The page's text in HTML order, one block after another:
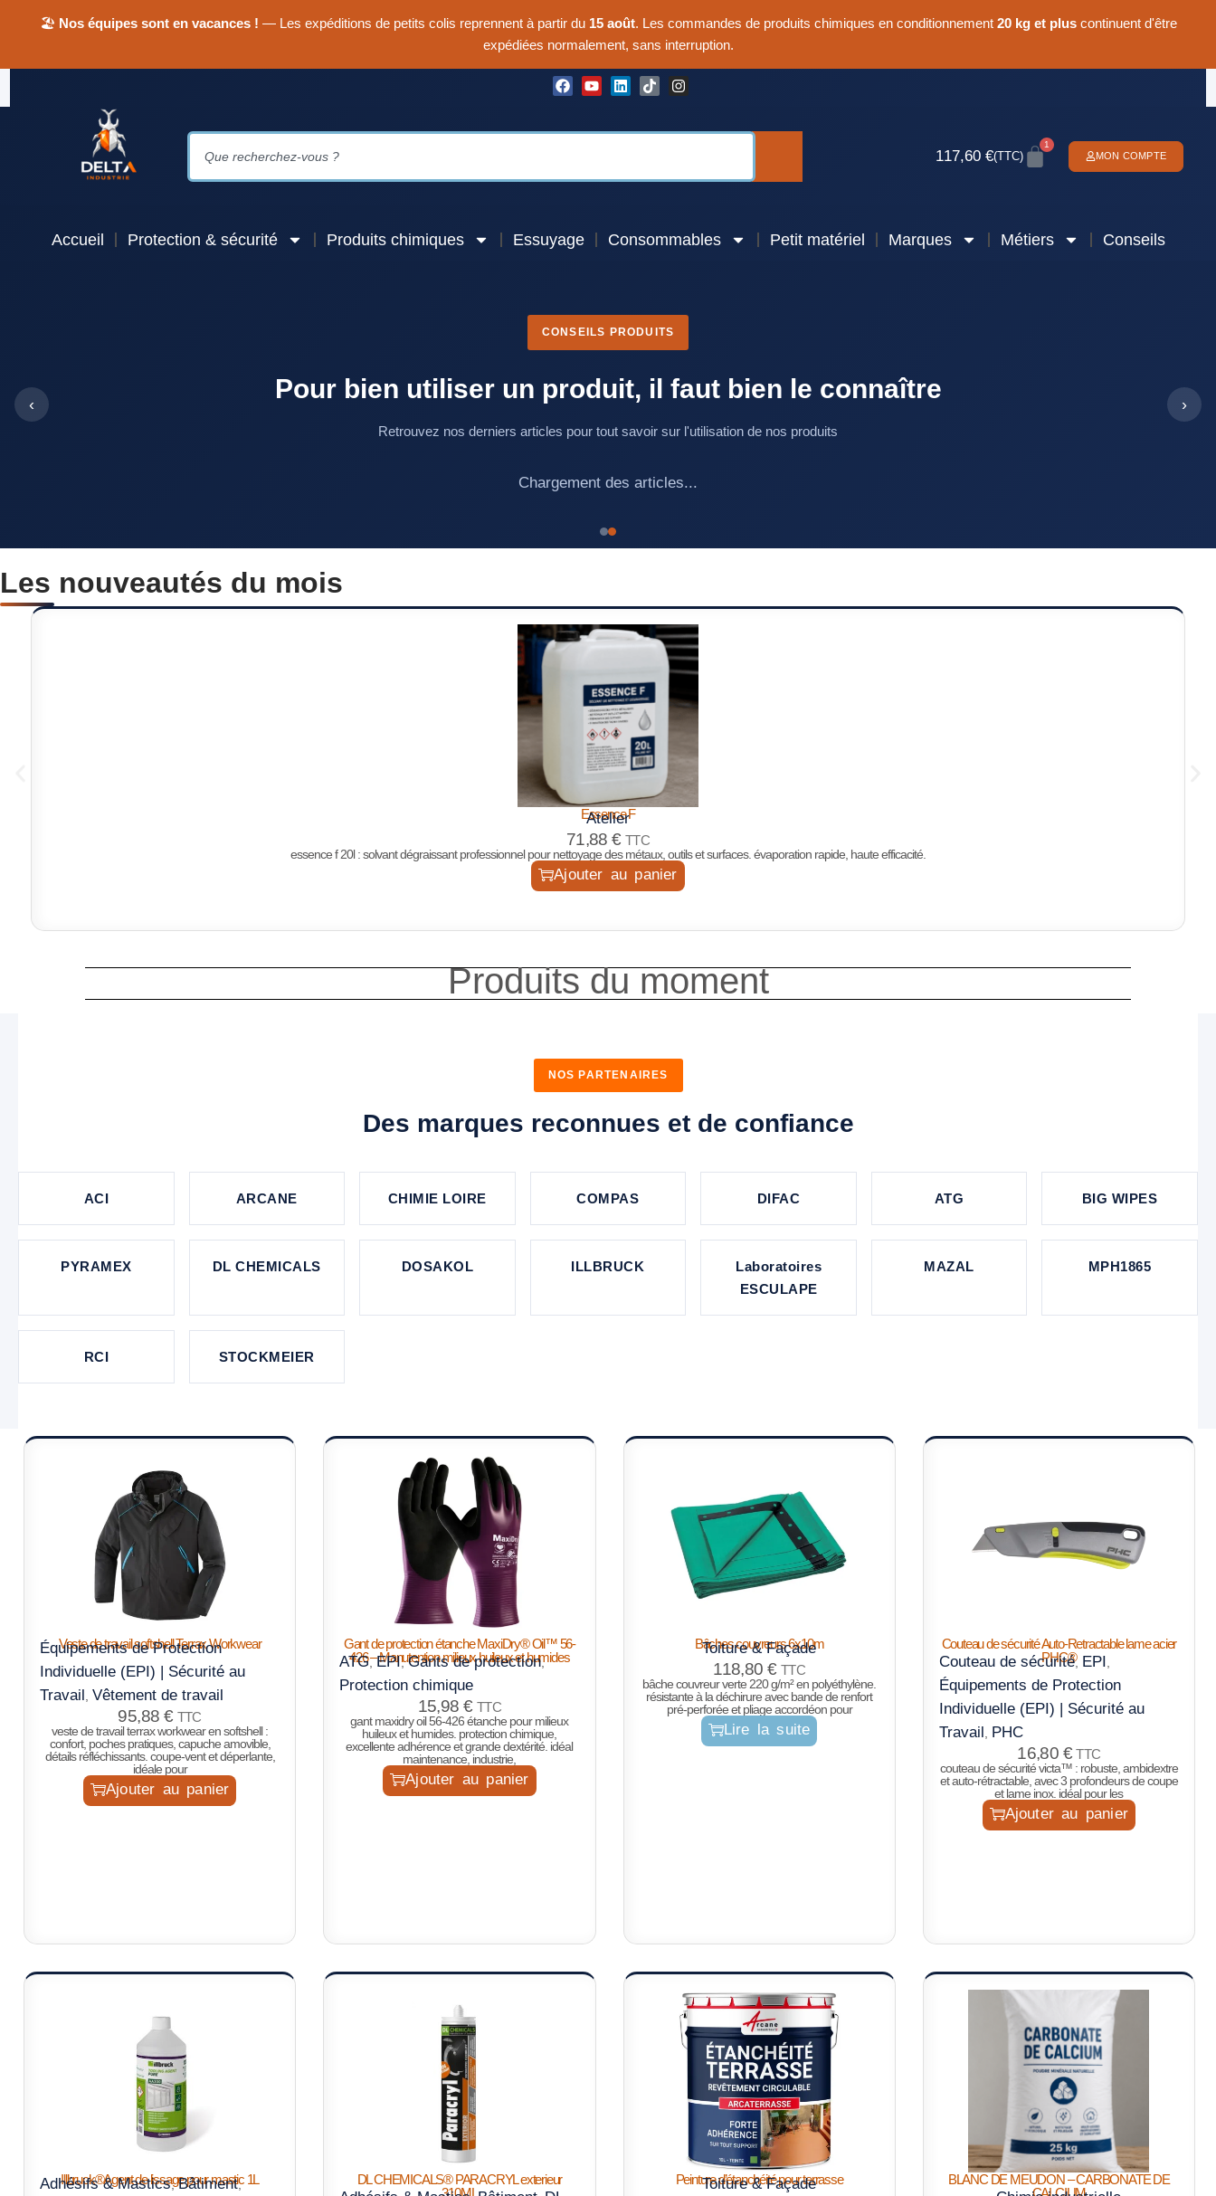
🏖 Nos équipes sont en vacances ! — Les expéditions de petits colis reprennent à partir du 15 août. Les commandes de produits chimiques en conditionnement 20 kg et pluscontinuent d'être
expédiées normalement, sans interruption.
117,60€(TTC)
1
MON COMPTE
Accueil Protection & sécurité Produits chimiques Essuyage Consommables Petit matériel Marques Métiers Conseils
CONSEILS PRODUITS
Pour bien utiliser un produit, il faut bien le connaître
Retrouvez nos derniers articles pour tout savoir sur l'utilisation de nos produits
Chargement des articles...
‹ ›
Les nouveautés du mois
Essence F
Atelier
71,88€ TTC
essence f 20l : solvant dégraissant professionnel pour nettoyage des métaux, outils et surfaces. évaporation rapide, haute efficacité.
Ajouter au panier
Produits du moment
NOS PARTENAIRES
Des marques reconnues et de confiance
ACI ARCANE CHIMIE LOIRE COMPAS DIFAC ATG BIG WIPES
PYRAMEX DL CHEMICALS DOSAKOL ILLBRUCK
Laboratoires
ESCULAPE
MAZAL MPH1865
RCI STOCKMEIER
Veste de travail softshell Terrax Workwear
Équipements de Protection
Individuelle (EPI) | Sécurité au
Travail, Vêtement de travail
95,88 € TTC
veste de travail terrax workwear en softshell :
confort, poches pratiques, capuche amovible,
détails réfléchissants. coupe-vent et déperlante,
idéale pour
Ajouter au panier
Gant de protection étanche MaxiDry® Oil™ 56-
426 – Manutention milieux huileux et humides
ATG,EPI,Gants de protection,
Protection chimique
15,98€ TTC
gant maxidry oil 56-426 étanche pour milieux
huileux et humides. protection chimique,
excellente adhérence et grande dextérité. idéal
maintenance, industrie,
Ajouter au panier
Bâches couvreurs 6x10m
Toiture & Façade
118,80€ TTC
bâche couvreur verte 220 g/m² en polyéthylène.
résistante à la déchirure avec bande de renfort
pré-perforée et pliage accordéon pour
Lire la suite
Couteau de sécurité Auto-Retractable lame acier
PHC®
Couteau de sécurité, EPI,
Équipements de Protection
Individuelle (EPI) | Sécurité au
Travail, PHC
16,80 € TTC
couteau de sécurité victa™ : robuste, ambidextre
et auto-rétractable, avec 3 profondeurs de coupe
et lame inox. idéal pour les
Ajouter au panier
Illbruck®Agent de lissage pour mastic 1L
Adhésifs & Mastics,Bâtiment,
DL CHEMICALS® PARACRYL exterieur
310ML
Peinture d’étanchéité pour terrasse
Toiture & Façade
BLANC DE MEUDON – CARBONATE DE
CALCIUM